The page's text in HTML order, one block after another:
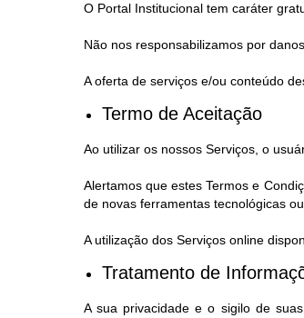
O Portal Institucional tem caráter
Não nos responsabilizamos por
A oferta de serviços e/ou conteúdo
Termo de Aceitação
Ao utilizar os nossos Serviços, o
Alertamos que estes Termos e
de novas ferramentas tecnológicas
A utilização dos Serviços online
Tratamento de
A sua privacidade e o sigilo de